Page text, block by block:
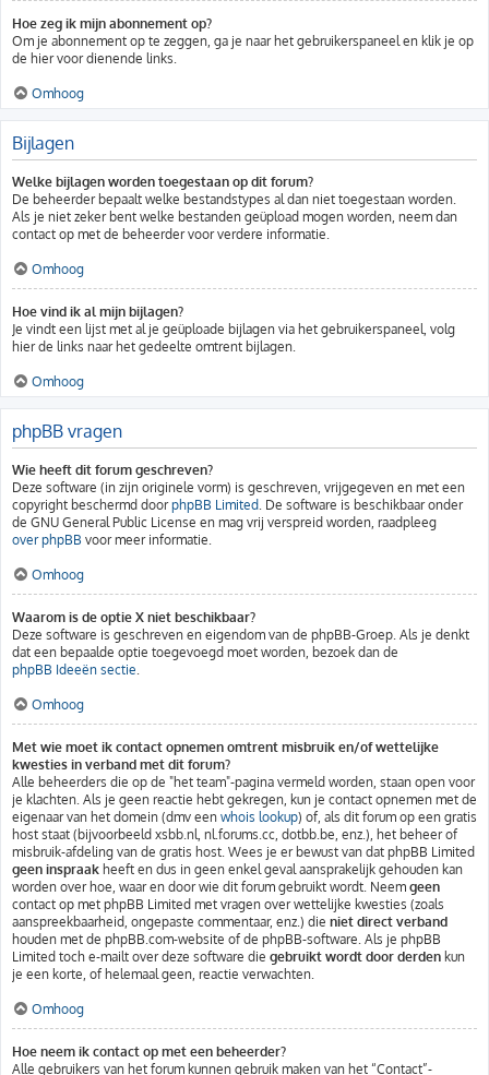
Hoe zeg ik mijn abonnement op?
Om je abonnement op te zeggen, ga je naar het gebruikerspaneel en klik je op
de hier voor dienende links.
Omhoog
Bijlagen
Welke bijlagen worden toegestaan op dit forum?
De beheerder bepaalt welke bestandstypes al dan niet toegestaan worden.
Als je niet zeker bent welke bestanden geüpload mogen worden, neem dan
contact op met de beheerder voor verdere informatie.
Omhoog
Hoe vind ik al mijn bijlagen?
Je vindt een lijst met al je geüploade bijlagen via het gebruikerspaneel, volg
hier de links naar het gedeelte omtrent bijlagen.
Omhoog
phpBB vragen
Wie heeft dit forum geschreven?
Deze software (in zijn originele vorm) is geschreven, vrijgegeven en met een
copyright beschermd doorphpBB Limited. De software is beschikbaar onder
de GNU General Public License en mag vrij verspreid worden, raadpleeg
over phpBB voor meer informatie.
Omhoog
Waarom is de optie X niet beschikbaar?
Deze software is geschreven en eigendom van de phpBB-Groep. Als je denkt
dat een bepaalde optie toegevoegd moet worden, bezoek dan de
phpBB Ideeën sectie.
Omhoog
Met wie moet ik contact opnemen omtrent misbruik en/of wettelijke
kwesties in verband met dit forum?
Alle beheerders die op de "het team"-pagina vermeld worden, staan open voor
je klachten. Als je geen reactie hebt gekregen, kun je contact opnemen met de
eigenaar van het domein (dmv een whois lookup) of, als dit forum op een gratis
host staat (bijvoorbeeld xsbb.nl, nl.forums.cc, dotbb.be, enz.), het beheer of
misbruik-afdeling van de gratis host. Wees je er bewust van dat phpBB Limited
geen inspraak heeft en dus in geen enkel geval aansprakelijk gehouden kan
worden over hoe, waar en door wie dit forum gebruikt wordt. Neem geen
contact op met phpBB Limited met vragen over wettelijke kwesties (zoals
aanspreekbaarheid, ongepaste commentaar, enz.) die niet direct verband
houden met de phpBB.com-website of de phpBB-software. Als je phpBB
Limited toch e-mailt over deze software die gebruikt wordt door derden kun
je een korte, of helemaal geen, reactie verwachten.
Omhoog
Hoe neem ik contact op met een beheerder?
Alle gebruikers van het forum kunnen gebruik maken van het “Contact”-